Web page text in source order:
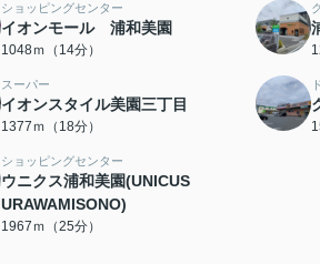
ショッピングセンター
イオンモール 浦和美園
1048ｍ（14分）
スーパー
イオンスタイル美園三丁目
1377ｍ（18分）
ショッピングセンター
ウニクス浦和美園(UNICUS
URAWAMISONO)
1967ｍ（25分）